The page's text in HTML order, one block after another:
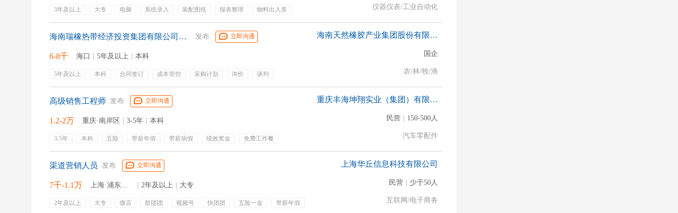
3年及以上 大专 电脑 系统录入 装配图纸 报表整理
物料出入库
5s维护
物料装配 五险一金 节日福利 长白班 带薪年假
包吃
五险
周末双休 年度体检 包吃包住
仪器仪表/工业自动化
海南瑞橡热带经济投资集团有限公司市场部采购管理岗 发布 立即沟通
6-8千 海口 | 5年及以上 | 本科
5年及以上 本科 合同签订 成本管控 采购计划 询价 谈判
海南天然橡胶产业集团股份有限公司
国企
农/林/牧/渔
高级销售工程师 发布 立即沟通
1.2-2万 重庆·南岸区 | 3-5年 | 本科
3-5年 本科 五险 带薪年假 带薪病假 绩效奖金
免费工作餐
零食下午茶
包住 免费班车 定期团建 销售 发展新客户
客户拜访
汽车零部件
英语六级 白酒 主机厂
重庆丰海坤翔实业（集团）有限公司
民营 150-500人
汽车零配件
渠道营销人员 发布 立即沟通
7千-1.1万 | 2年及以上 | 大专
2年及以上 大专 微店 群团团 视频号 快团团 五险一金
带薪年假
上海华丘信息科技有限公司
民营 少于50人
互联网/电子商务